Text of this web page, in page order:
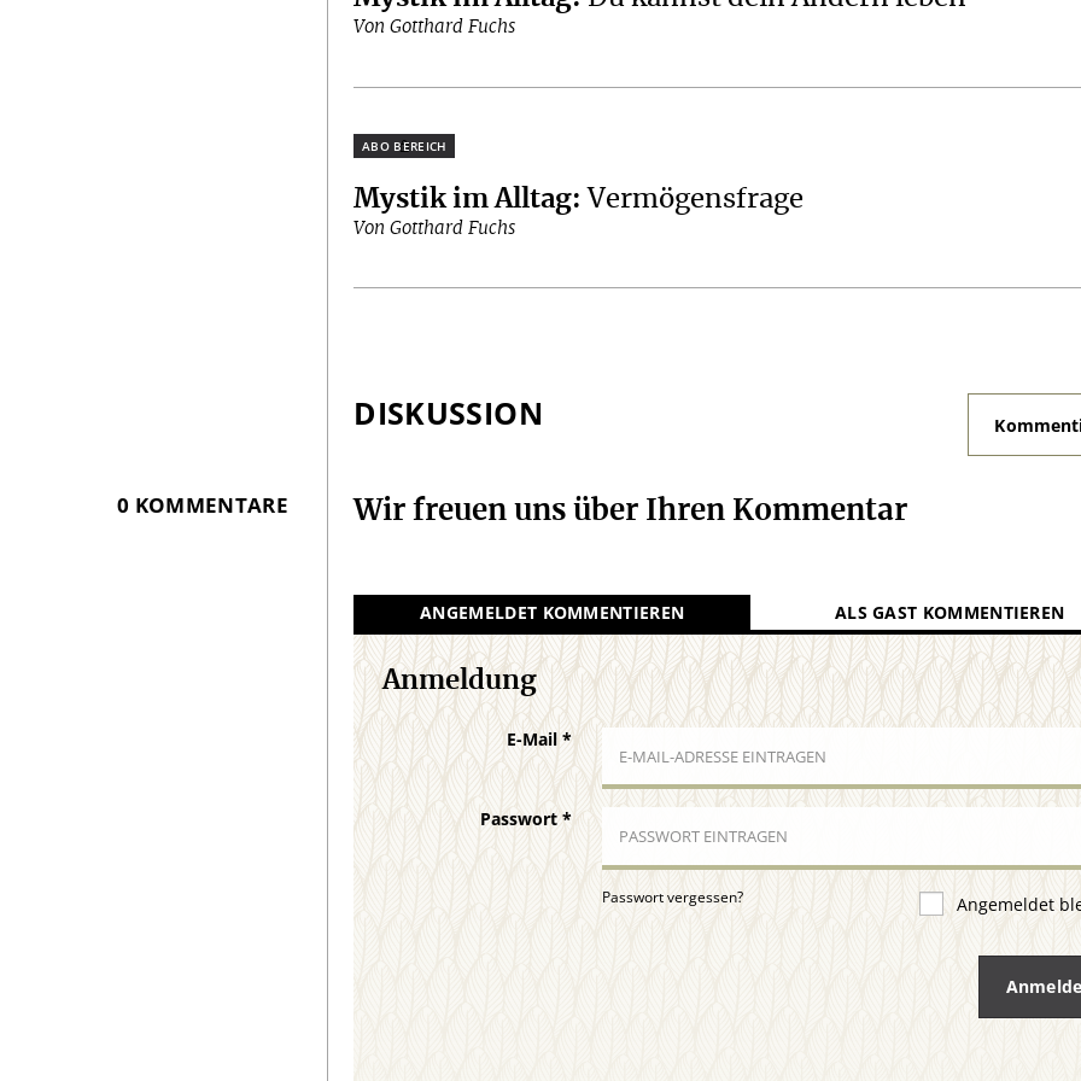
Von Gotthard Fuchs
Plus
Mystik im Alltag:Vermögensfrage
Von Gotthard Fuchs
DISKUSSION
0 KOMMENTARE Wir freuen uns über Ihren Kommentar
ANGEMELDET KOMMENTIEREN ALS GAST KOMMENTIEREN
Anmeldung
E-Mail *
Passwort*
Passwort vergessen? Angemeldet